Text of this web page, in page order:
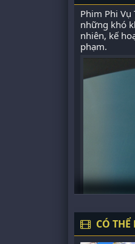
Phim Phi
những khó
nhiên, kế
phạm.
CÓ